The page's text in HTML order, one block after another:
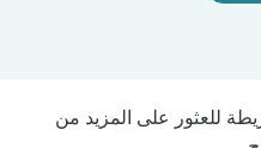
للعثور على المزيد من